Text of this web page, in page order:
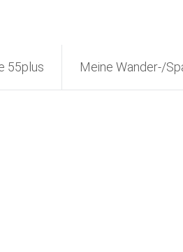
55plus Meine Wander-/